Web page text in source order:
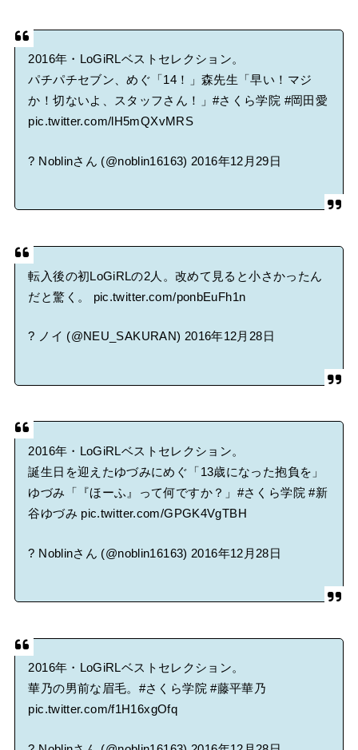
2016年・LoGiRLベストセレクション。
パチパチセブン、めぐ「14！」森先生「早い！マジ
か！切ないよ、スタッフさん！」 #さくら学院 #岡田愛
pic.twitter.com/lH5mQXvMRS
? Noblinさん (@noblin16163) 2016年12月29日
転入後の初LoGiRLの2人。改めて見ると小さかったん
だと驚く。 pic.twitter.com/ponbEuFh1n
? ノイ (@NEU_SAKURAN) 2016年12月28日
2016年・LoGiRLベストセレクション。
誕生日を迎えたゆづみにめぐ「13歳になった抱負を」
ゆづみ「『ほーふ』って何ですか？」 #さくら学院 #新
谷ゆづみ pic.twitter.com/GPGK4VgTBH
? Noblinさん (@noblin16163) 2016年12月28日
2016年・LoGiRLベストセレクション。
華乃の男前な眉毛。 #さくら学院 #藤平華乃
pic.twitter.com/f1H16xgOfq